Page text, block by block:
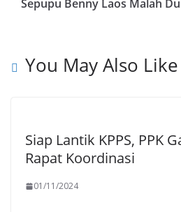
k p
Sepupu Benny Laos Malah
You May Also Like
Siap Lantik KPPS, PPK
Rapat Koordinasi
01/11/2024